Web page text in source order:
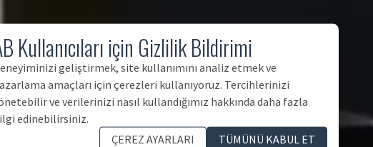
Kullanıcıları için Gizlilik Bildirimi
geliştirmek, site kullanımını analiz etmek ve
amaçları için çerezleri kullanıyoruz. Tercihlerinizi
ve verilerinizi nasıl kullandığımız hakkında daha fazla
edinebilirsiniz.
ÇEREZ AYARLARI
TÜMÜNÜ KABUL ET